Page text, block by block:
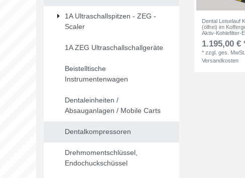
1A Ultraschallspitzen - ZEG -
Scaler
1A ZEG Ultraschallschallgeräte
Beistelltische
Instrumentenwagen
Dentaleinheiten /
Absauganlagen / Mobile Carts
Dentalkompressoren
Drehmomentschlüssel,
Endochuckschüssel
Dental Leiselauf
(ölfrei) im
Aktiv-Kohlefilter-
1.195,00 €
*zzgl. ges. MwSt.
Versandkosten